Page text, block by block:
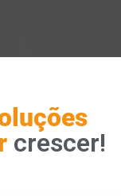
crescer!